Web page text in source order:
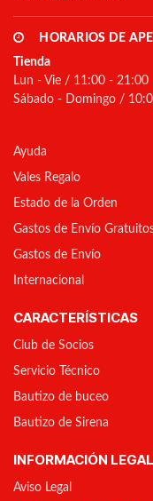
HORARIOS DE
Tienda
Lun - Vie / 11:00 - 21:00
Sábado - Domingo /
Ayuda
Vales Regalo
Estado de la Orden
Gastos de Envío
Gastos de Envío
Internacional
CARACTERÍSTICAS
Club de Socios
Servicio Técnico
Bautizo de buceo
Bautizo de Sirena
INFORMACIÓN LEGAL
Aviso Legal